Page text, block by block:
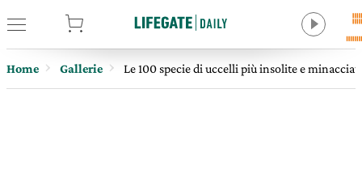
Home Gallerie Le 100 specie di uccelli più insolite e